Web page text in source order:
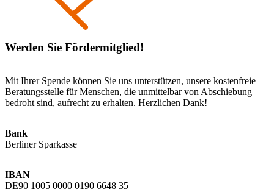
Werden Sie Fördermitglied!
Mit Ihrer Spende können Sie uns unterstützen, unsere kostenfreie
Beratungsstelle für Menschen, die unmittelbar von Abschiebung
bedroht sind, aufrecht zu erhalten. Herzlichen Dank!
Bank
Berliner Sparkasse
IBAN
DE90 1005 0000 0190 6648 35